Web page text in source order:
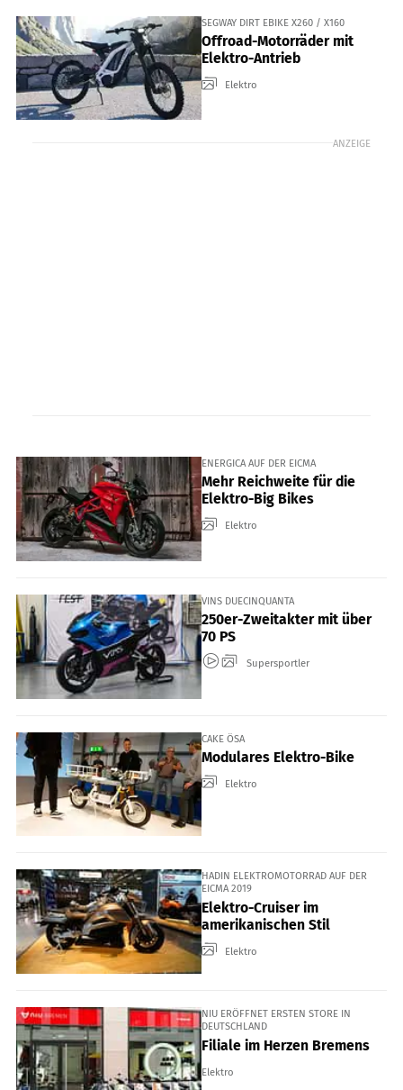
SEGWAY DIRT EBIKE X260 / X160
Offroad-Motorräder mit
Elektro-Antrieb
Elektro
ANZEIGE
ENERGICA AUF DER EICMA
Mehr Reichweite für die
Elektro-Big Bikes
Elektro
VINS DUECINQUANTA
250er-Zweitakter mit über
70 PS
Supersportler
CAKE ÖSA
Modulares Elektro-Bike
Elektro
HADIN ELEKTROMOTORRAD AUF DER
EICMA 2019
Elektro-Cruiser im
amerikanischen Stil
Elektro
NIU ERÖFFNET ERSTEN STORE IN
DEUTSCHLAND
Filiale im Herzen Bremens
Elektro